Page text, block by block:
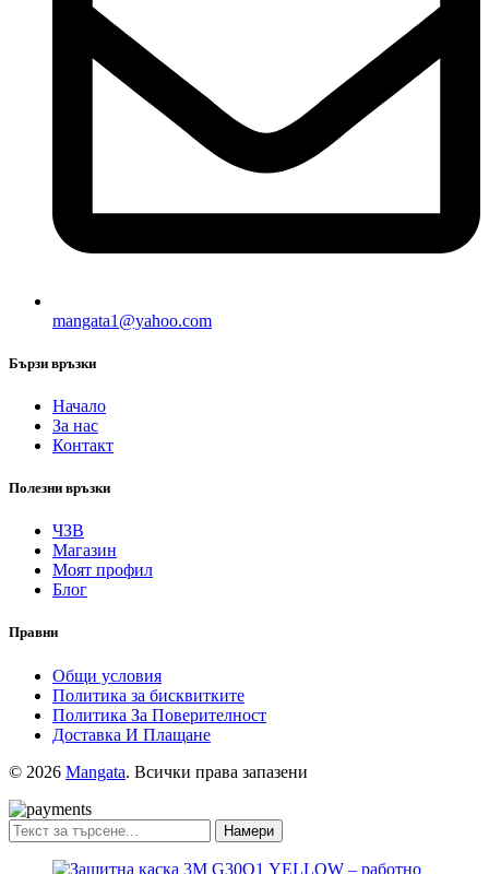
mangata1@yahoo.com
Бързи връзки
Начало
За нас
Контакт
Полезни връзки
ЧЗВ
Магазин
Моят профил
Блог
Правни
Общи условия
Политика за бисквитките
Политика За Поверителност
Доставка И Плащане
© 2026 Mangata. Всички права запазени
Намери